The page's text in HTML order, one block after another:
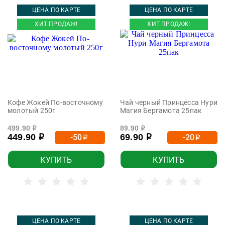
ЦЕНА ПО КАРТЕ
ХИТ ПРОДАЖ!
Кофе Жокей По-восточному
молотый 250г
499.90 р
449.90 р -50р
КУПИТЬ
ЦЕНА ПО КАРТЕ
ХИТ ПРОДАЖ!
Чай черный Принцесса Нури
Магия Бергамота 25пак
89.90 р
69.90 р -20р
КУПИТЬ
ЦЕНА ПО КАРТЕ ЦЕНА ПО КАРТЕ